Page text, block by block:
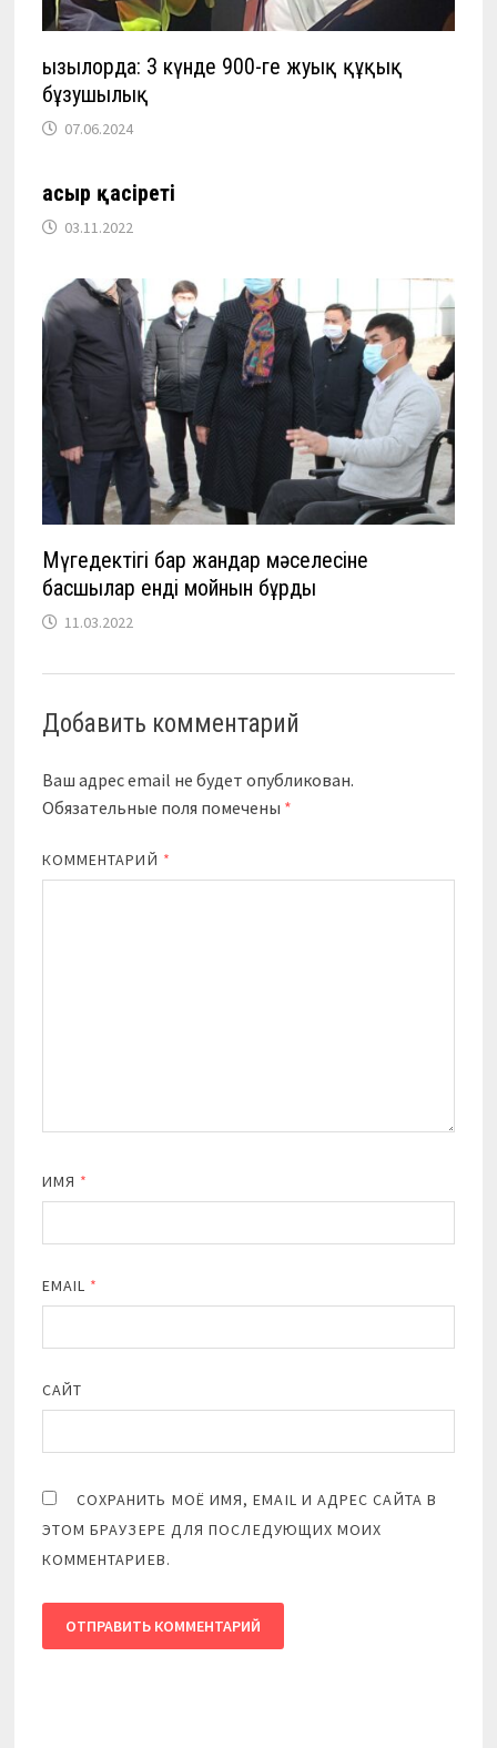
Қызылорда: 3 күнде 900-ге жуық құқық
бұзушылық
07.06.2024
Ғасыр қасіреті
03.11.2022
Мүгедектігі бар жандар мәселесіне
басшылар енді мойнын бұрды
11.03.2022
Добавить комментарий
Ваш адрес email не будет опубликован.
Обязательные поля помечены *
КОММЕНТАРИЙ *
ИМЯ *
EMAIL *
САЙТ
СОХРАНИТЬ МОЁ ИМЯ, EMAIL И АДРЕС САЙТА В
ЭТОМ БРАУЗЕРЕ ДЛЯ ПОСЛЕДУЮЩИХ МОИХ
КОММЕНТАРИЕВ.